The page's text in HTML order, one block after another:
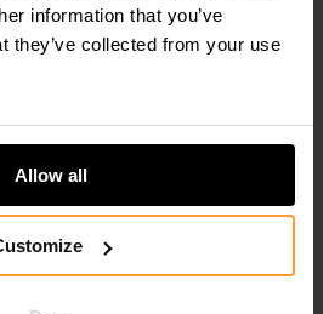
information that you’ve
they’ve collected from your use
Allow all
David fait un point avec les
nouveaux projets
de
Chine
la logistique